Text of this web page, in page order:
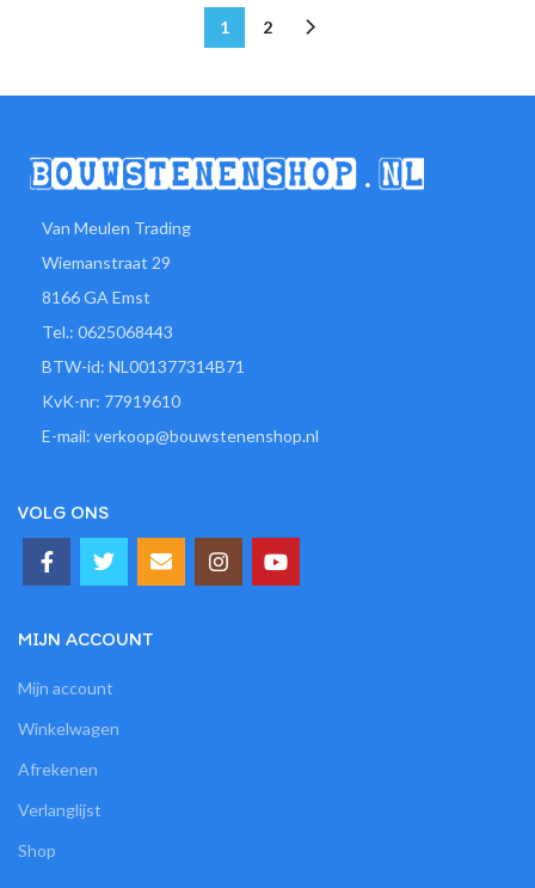
1 2
Van Meulen Trading
Wiemanstraat 29
8166 GA Emst
Tel.: 0625068443
BTW-id: NL001377314B71
KvK-nr: 77919610
E-mail: verkoop@bouwstenenshop.nl
VOLG ONS
MIJN ACCOUNT
Mijn account
Winkelwagen
Afrekenen
Verlanglijst
Shop